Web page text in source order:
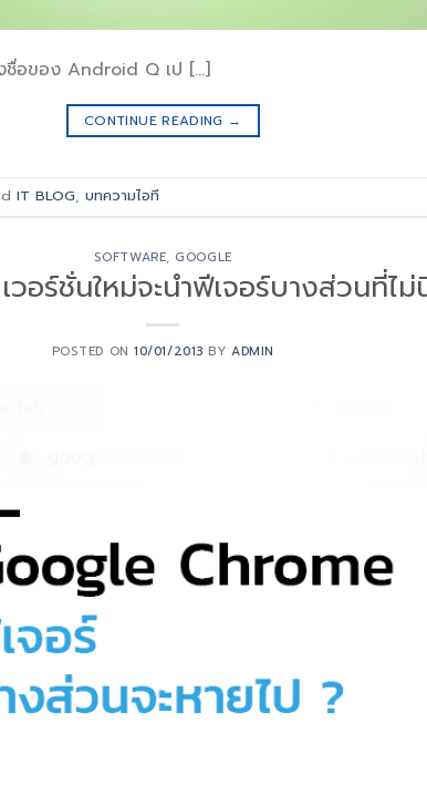
ชื่อของ Android Q เป […]
CONTINUE READING →
IT BLOG, บทความไอที
SOFTWARE, GOOGLE
อร์ชั่นใหม่จะนำฟีเจอร์บางส่วนที่ไม่
POSTED ON10/01/2013 BYADMIN